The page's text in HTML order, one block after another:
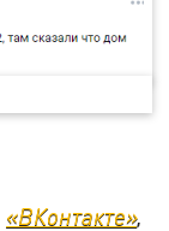
«ВКонтакте»,